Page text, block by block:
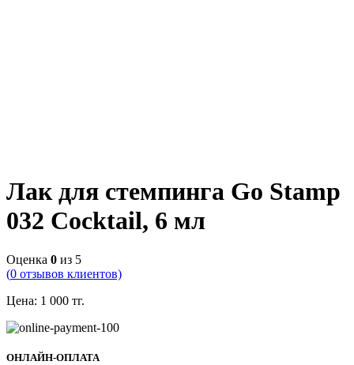
Лак для стемпинга Go Stamp
032 Cocktail, 6 мл
Оценка 0 из 5
(0 отзывов клиентов)
Цена: 1 000 тг.
ОНЛАЙН-ОПЛАТА